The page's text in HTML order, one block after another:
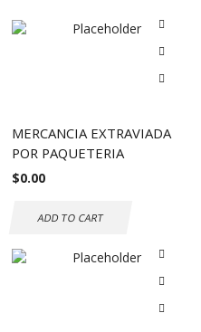
MERCANCIA EXTRAVIADA
POR PAQUETERIA
$0.00
ADD TO CART